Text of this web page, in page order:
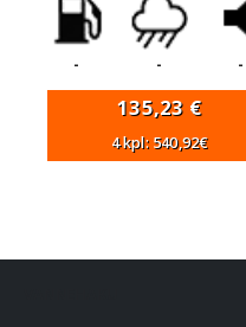
- - -
135,23 €
4 kpl: 540,92€